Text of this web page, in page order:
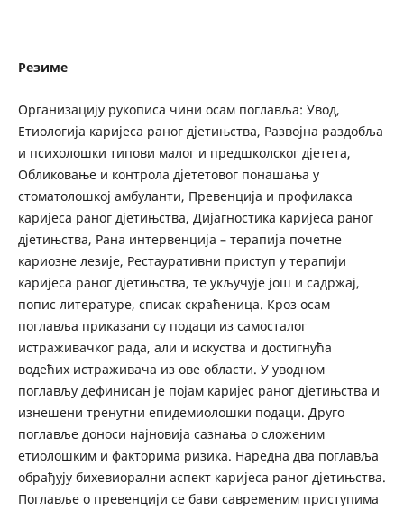
Резиме
Организацију рукописа чини осам поглавља: Увод,
Етиологија каријеса раног дјетињства, Развојна раздобља
и психолошки типови малог и предшколског дјетета,
Обликовање и контрола дјететовог понашања у
стоматолошкој амбуланти, Превенција и профилакса
каријеса раног дјетињства, Дијагностика каријеса раног
дјетињства, Рана интервенција – терапија почетне
кариозне лезије, Рестауративни приступ у терапији
каријеса раног дјетињства, те укључује још и садржај,
попис литературе, списак скраћеница. Кроз осам
поглавља приказани су подаци из самосталог
истраживачког рада, али и искуства и достигнућа
водећих истраживача из ове области. У уводном
поглављу дефинисан је појам каријес раног дјетињства и
изнешени тренутни епидемиолошки подаци. Друго
поглавље доноси најновија сазнања о сложеним
етиолошким и факторима ризика. Наредна два поглавља
обрађују бихевиорални аспект каријеса раног дјетињства.
Поглавље о превенцији се бави савременим приступима